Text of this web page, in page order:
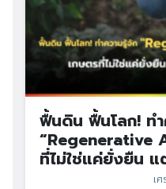
ฟื้นดิน ฟื้นโลก! ทำ
“Regenerative
ที่ไม่ใช่แค่ยั่งยืน
เ